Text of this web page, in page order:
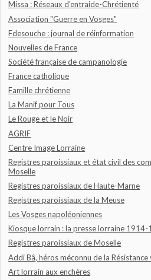
Missa : Réseaux d'entraide-Chrétienté
Association "Guerre en Vosges"
Fdesouche : journal de réinformation
Nouvelles de France
Société française de campanologie
France catholique
Famille chrétienne
La Manif pour Tous
Le Rouge et le Noir
AGRIF
Centre Image Lorraine
Registres paroissiaux et état civil des
Moselle
Registres paroissiaux de Haute-Marne
Registres paroissiaux de la Meuse
Les Vosges napoléoniennes
Kiosque lorrain : la presse lorraine 1914-
Registres paroissiaux de Moselle
Addi Bâ, héros méconnu de la Résistance
Art lorrain aux enchères